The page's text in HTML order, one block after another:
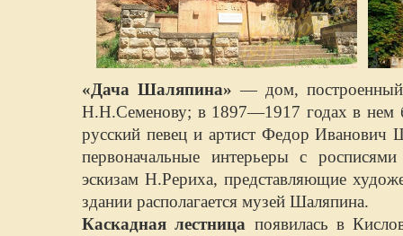
«Дача Шаляпина» — дом,
Н.Н.Семенову; в 1897—1917 годах в нем
русский певец и артист Федор Иванович
первоначальные интерьеры с
эскизам Н.Рериха, представляющие
здании располагается музей Шаляпина.
Каскадная лестница появилась в